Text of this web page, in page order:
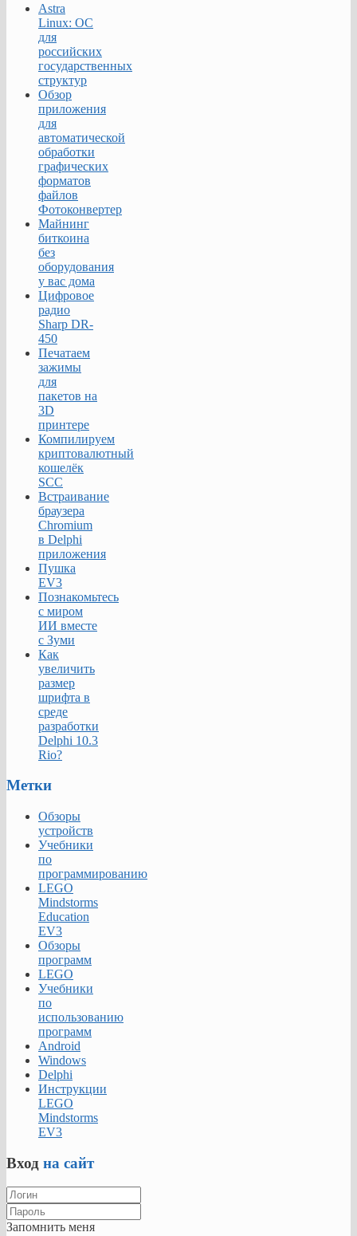
Astra
Linux: ОС
для
российских
государственных
структур
Обзор
приложения
для
автоматической
обработки
графических
форматов
файлов
Фотоконвертер
Майнинг
биткоина
без
оборудования
у вас дома
Цифровое
радио
Sharp DR-
450
Печатаем
зажимы
для
пакетов на
3D
принтере
Компилируем
криптовалютный
кошелёк
SCC
Встраивание
браузера
Chromium
в Delphi
приложения
Пушка
EV3
Познакомьтесь
с миром
ИИ вместе
с Зуми
Как
увеличить
размер
шрифта в
среде
разработки
Delphi 10.3
Rio?
Метки
Обзоры
устройств
Учебники
по
программированию
LEGO
Mindstorms
Education
EV3
Обзоры
программ
LEGO
Учебники
по
использованию
программ
Android
Windows
Delphi
Инструкции
LEGO
Mindstorms
EV3
Вход на сайт
Запомнить меня